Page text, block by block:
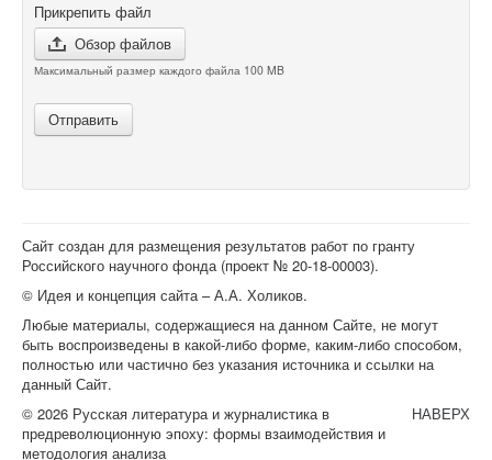
Прикрепить файл
Обзор файлов
Максимальный размер каждого файла 100 MB
Отправить
Сайт создан для размещения результатов работ по гранту
Российского научного фонда (проект № 20-18-00003).
© Идея и концепция сайта – А.А. Холиков.
Любые материалы, содержащиеся на данном Сайте, не могут
быть воспроизведены в какой-либо форме, каким-либо способом,
полностью или частично без указания источника и ссылки на
данный Сайт.
НАВЕРХ
© 2026 Русская литература и журналистика в
предреволюционную эпоху: формы взаимодействия и
методология анализа